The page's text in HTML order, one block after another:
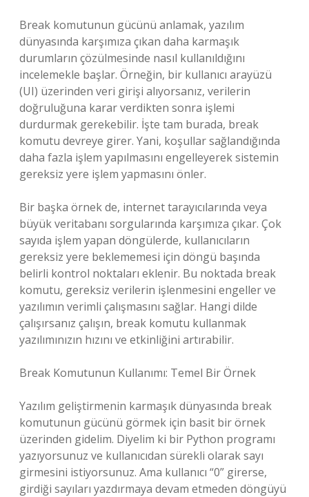
Break komutunun gücünü anlamak, yazılım
dünyasında karşımıza çıkan daha karmaşık
durumların çözülmesinde nasıl kullanıldığını
incelemekle başlar. Örneğin, bir kullanıcı arayüzü
(UI) üzerinden veri girişi alıyorsanız, verilerin
doğruluğuna karar verdikten sonra işlemi
durdurmak gerekebilir. İşte tam burada, break
komutu devreye girer. Yani, koşullar sağlandığında
daha fazla işlem yapılmasını engelleyerek sistemin
gereksiz yere işlem yapmasını önler.
Bir başka örnek de, internet tarayıcılarında veya
büyük veritabanı sorgularında karşımıza çıkar. Çok
sayıda işlem yapan döngülerde, kullanıcıların
gereksiz yere beklememesi için döngü başında
belirli kontrol noktaları eklenir. Bu noktada break
komutu, gereksiz verilerin işlenmesini engeller ve
yazılımın verimli çalışmasını sağlar. Hangi dilde
çalışırsanız çalışın, break komutu kullanmak
yazılımınızın hızını ve etkinliğini artırabilir.
Break Komutunun Kullanımı: Temel Bir Örnek
Yazılım geliştirmenin karmaşık dünyasında break
komutunun gücünü görmek için basit bir örnek
üzerinden gidelim. Diyelim ki bir Python programı
yazıyorsunuz ve kullanıcıdan sürekli olarak sayı
girmesini istiyorsunuz. Ama kullanıcı “0” girerse,
girdiği sayıları yazdırmaya devam etmeden döngüyü